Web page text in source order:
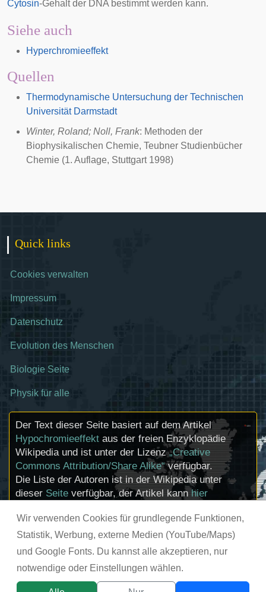
Wir verwenden Cookies für grundlegende Funktionen,
Statistik, Werbung, externe Medien (YouTube/Maps)
und Google Fonts. Du kannst alle akzeptieren, nur
notwendige oder Einstellungen wählen.
Cytosin-Gehalt der DNA bestimmt werden kann.
Siehe auch
Hyperchromieeffekt
Quellen
Thermodynamische Untersuchung der Technischen
Universität Darmstadt
Winter, Roland; Noll, Frank: Methoden der
Biophysikalischen Chemie, Teubner Studienbücher
Chemie (1. Auflage, Stuttgart 1998)
Quick links
Cookies verwalten
Impressum
Datenschutz
Evolution des Menschen
Biologie Seite
Physik für alle
Der Text dieser Seite basiert auf dem Artikel
Hypochromieeffekt aus der freien Enzyklopädie
Wikipedia und ist unter der Lizenz„Creative
Commons Attribution/Share Alike“verfügbar.
Die Liste der Autoren ist in der Wikipedia unter
dieser Seite verfügbar, der Artikel kannhier
Urhebern und zum Lizenzstatus eingebundener
Mediendateien (etwa Bilder oder Videos) können
im Regelfall durch Anklicken dieser abgerufen
© chemie-schule.de 2026